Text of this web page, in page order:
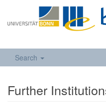
Search
Further